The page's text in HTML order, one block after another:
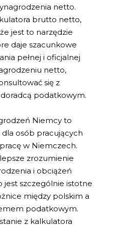
netto.
brutto netto,
jest to narzędzie
daje szacunkowe
pełnej i oficjalnej
netto,
się z
podatkowym.
Niemcy to
osób pracujących
w Niemczech.
zrozumienie
i obciążeń
jest szczególnie istotne
między polskim a
podatkowym.
z kalkulatora